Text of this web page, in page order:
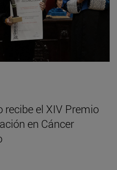
recibe el XIV Premio
en Cáncer